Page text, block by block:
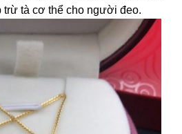
tà cơ thể cho người đeo.